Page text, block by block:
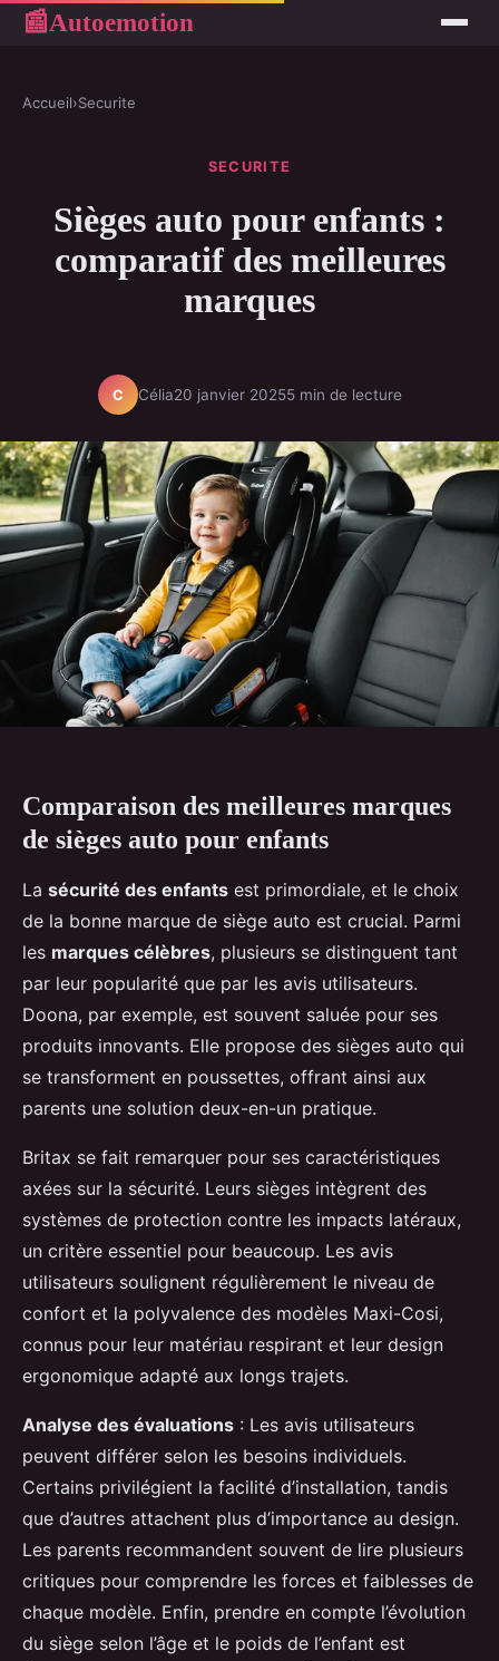
📰Autoemotion
Accueil›Securite
SECURITE
Sièges auto pour enfants :
comparatif des meilleures
marques
C Célia20 janvier 20255 min de lecture
Comparaison des meilleures marques
de sièges auto pour enfants
La sécurité des enfants est primordiale, et le choix
de la bonne marque de siège auto est crucial. Parmi
les marques célèbres, plusieurs se distinguent tant
par leur popularité que par les avis utilisateurs.
Doona, par exemple, est souvent saluée pour ses
produits innovants. Elle propose des sièges auto qui
se transforment en poussettes, offrant ainsi aux
parents une solution deux-en-un pratique.
Britax se fait remarquer pour ses caractéristiques
axées sur la sécurité. Leurs sièges intègrent des
systèmes de protection contre les impacts latéraux,
un critère essentiel pour beaucoup. Les avis
utilisateurs soulignent régulièrement le niveau de
confort et la polyvalence des modèles Maxi-Cosi,
connus pour leur matériau respirant et leur design
ergonomique adapté aux longs trajets.
Analyse des évaluations : Les avis utilisateurs
peuvent différer selon les besoins individuels.
Certains privilégient la facilité d’installation, tandis
que d’autres attachent plus d’importance au design.
Les parents recommandent souvent de lire plusieurs
critiques pour comprendre les forces et faiblesses de
chaque modèle. Enfin, prendre en compte l’évolution
du siège selon l’âge et le poids de l’enfant est